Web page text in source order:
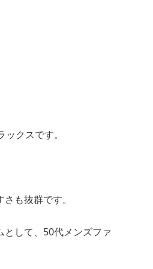
クスです。
も抜群です。
して、50代メンズファ